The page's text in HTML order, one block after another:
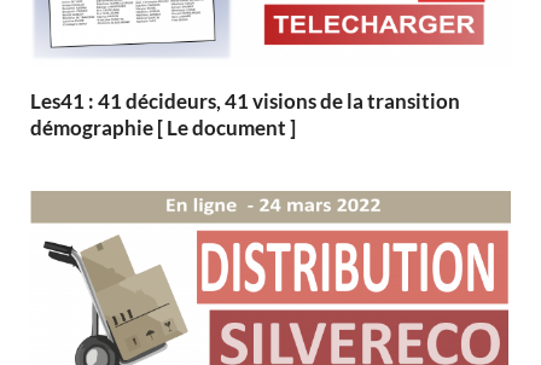
Les41 : 41 décideurs, 41 visions de la transition
démographie [ Le document ]